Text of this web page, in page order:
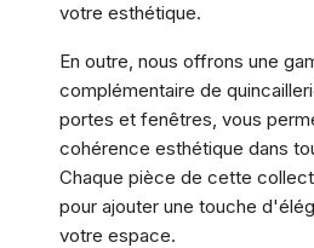
votre esthétique.
En outre, nous offrons une
complémentaire de
portes et fenêtres, vous
cohérence esthétique dans
Chaque pièce de cette
pour ajouter une touche
votre espace.